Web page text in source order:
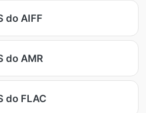
do AIFF
do AMR
do FLAC